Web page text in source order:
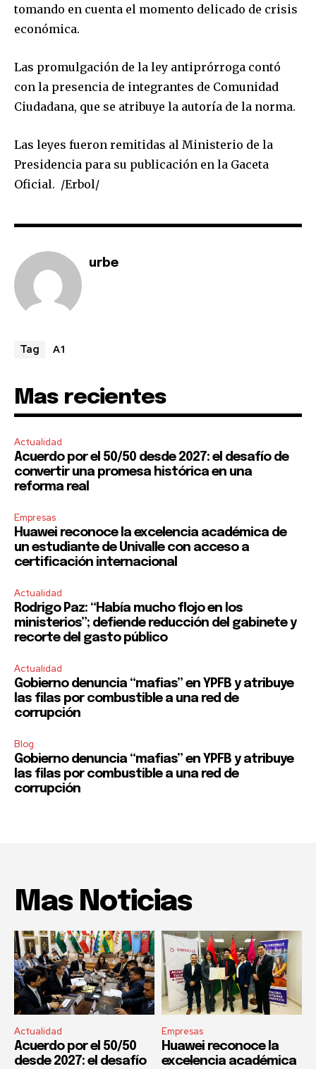
I've read and accept thePrivacy Policy.
tomando en cuenta el momento delicado de crisis
económica.
Las promulgación de la ley antiprórroga contó
con la presencia de integrantes de Comunidad
Ciudadana, que se atribuye la autoría de la norma.
Las leyes fueron remitidas al Ministerio de la
Presidencia para su publicación en la Gaceta
Oficial. /Erbol/
urbe
Tag A1
Mas recientes
Actualidad
Acuerdo por el 50/50 desde 2027: el desafío de
convertir una promesa histórica en una
reforma real
Empresas
Huawei reconoce la excelencia académica de
un estudiante de Univalle con acceso a
certificación internacional
Actualidad
Rodrigo Paz: “Había mucho flojo en los
ministerios”; defiende reducción del gabinete y
recorte del gasto público
Actualidad
Gobierno denuncia “mafias” en YPFB y atribuye
las filas por combustible a una red de
corrupción
Blog
Gobierno denuncia “mafias” en YPFB y atribuye
las filas por combustible a una red de
corrupción
Mas Noticias
Actualidad
Acuerdo por el 50/50
desde 2027: el desafío
Empresas
Huawei reconoce la
excelencia académica